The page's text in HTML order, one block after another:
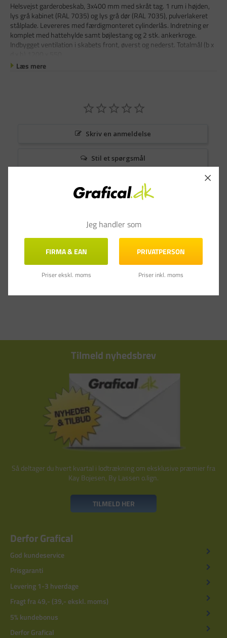
Helsvejst garderobeskab, 3x400 mm med skråt tag. 1 rum i højden,
lys grå kabinet (RAL 7035) og lys grå dør (RAL 7035), pulverlakeret
stålplade. Levereres med færdigmonteret cylinderlås. Indretning er
komplet med hattehylde samt bøjlestang og 2 stk. ankerkroge.
Indbygget ventilation i skabets front, øverst og nederst. Totalmål (b x
Læs mere
Skriv en anmeldelse
Stil et spørgsmål
Tilmeld nyhedsbrev
Så deltager du hvert kvartal i lodtrækning om eksklusive præmier fra
Kay Bojesen, By Lassen o.lign.
TILMELD HER
Derfor Grafical
God kundeservice
Prisgaranti
Levering 1-3 hverdage
Fragt fra 49,- (39,- ekskl. moms)
5% kundebonus
Derfor Grafical
Jeg handler som
FIRMA & EAN
Priser ekskl. moms
PRIVATPERSON
Priser inkl. moms